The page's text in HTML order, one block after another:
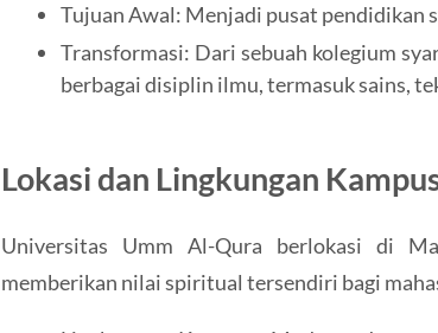
Tujuan Awal: Menjadi pusat pendidikan
Transformasi: Dari sebuah kolegium
berbagai disiplin ilmu, termasuk sains,
Lokasi dan Lingkungan
Universitas Umm Al-Qura berlokasi di
memberikan nilai spiritual tersendiri bagi